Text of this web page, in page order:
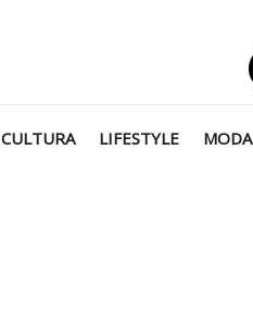
CULTURA LIFESTYLE MODA